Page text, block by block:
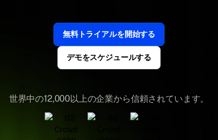
無料トライアルを開始する
デモをスケジュールする
世界中の12,000以上の企業から信頼されています。